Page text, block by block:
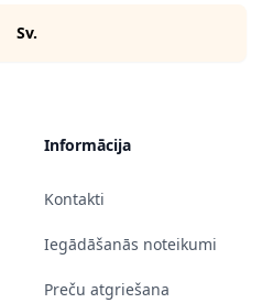
Sv.
Informācija
Kontakti
Iegādāšanās noteikumi
Preču atgriešana